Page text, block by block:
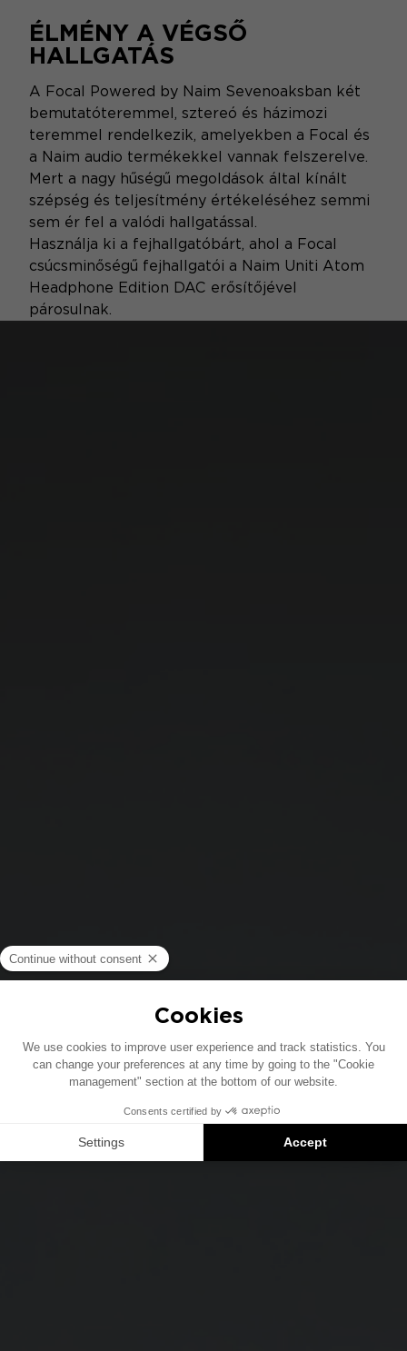
ÉLMÉNY A VÉGSŐ
HALLGATÁS
A Focal Powered by Naim Sevenoaksban két
bemutatóteremmel, sztereó és házimozi
teremmel rendelkezik, amelyekben a Focal és
a Naim audio termékekkel vannak felszerelve.
Mert a nagy hűségű megoldások által kínált
szépség és teljesítmény értékeléséhez semmi
sem ér fel a valódi hallgatással.
Használja ki a fejhallgatóbárt, ahol a Focal
csúcsminőségű fejhallgatói a Naim Uniti Atom
Headphone Edition DAC erősítőjével
párosulnak.